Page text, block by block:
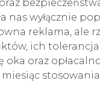
nas wyłącznie
reklama, ale
ich
oka oraz
stosowania.